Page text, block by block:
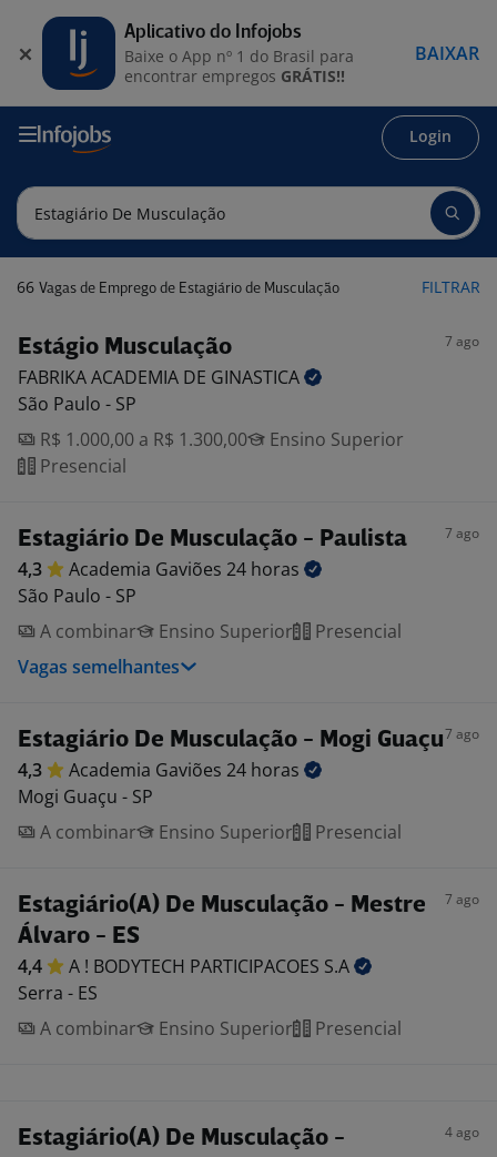
Login
66 Vagas de Emprego de Estagiário de Musculação FILTRAR
Estágio Musculação 7 ago
FABRIKA ACADEMIA DE GINASTICA
São Paulo - SP
R$ 1.000,00 a R$ 1.300,00
Ensino Superior
Presencial
Estagiário De Musculação - Paulista 7 ago
4,3 Academia Gaviões 24 horas
São Paulo - SP
A combinar
Ensino Superior
Presencial
Vagas semelhantes
Estagiário De Musculação - Mogi Guaçu7 ago
4,3 Academia Gaviões 24 horas
Mogi Guaçu - SP
A combinar
Ensino Superior Presencial
Estagiário(A) De Musculação - Mestre
Álvaro - ES
7 ago
4,4 A ! BODYTECH PARTICIPACOES S.A
Serra - ES
A combinar
Ensino Superior Presencial
Estagiário(A) De Musculação -
4 ago
Aplicativo do Infojobs
Baixe o App nº 1 do Brasil para
encontrar empregos GRÁTIS!!
BAIXAR